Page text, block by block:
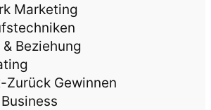
Marketing
Beziehung
Zurück Gewinnen